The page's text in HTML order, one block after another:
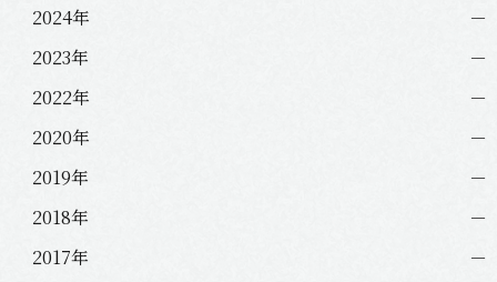
2024年
2023年
2022年
2020年
2019年
2018年
2017年